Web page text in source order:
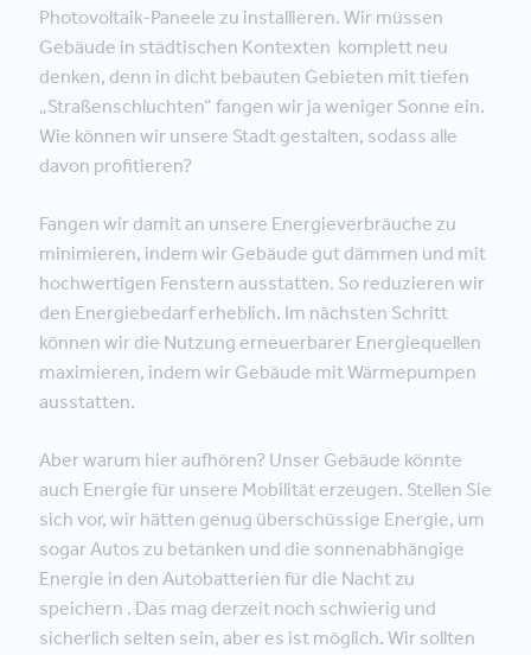
Photovoltaik-Paneele zu installieren. Wir müssen
Gebäude in städtischen Kontexten komplett neu
denken, denn in dicht bebauten Gebieten mit tiefen
„Straßenschluchten“ fangen wir ja weniger Sonne ein.
Wie können wir unsere Stadt gestalten, sodass alle
davon profitieren?
Fangen wir damit an unsere Energieverbräuche zu
minimieren, indem wir Gebäude gut dämmen und mit
hochwertigen Fenstern ausstatten. So reduzieren wir
den Energiebedarf erheblich. Im nächsten Schritt
können wir die Nutzung erneuerbarer Energiequellen
maximieren, indem wir Gebäude mit Wärmepumpen
ausstatten.
Aber warum hier aufhören? Unser Gebäude könnte
auch Energie für unsere Mobilität erzeugen. Stellen Sie
sich vor, wir hätten genug überschüssige Energie, um
sogar Autos zu betanken und die sonnenabhängige
Energie in den Autobatterien für die Nacht zu
speichern . Das mag derzeit noch schwierig und
sicherlich selten sein, aber es ist möglich. Wir sollten